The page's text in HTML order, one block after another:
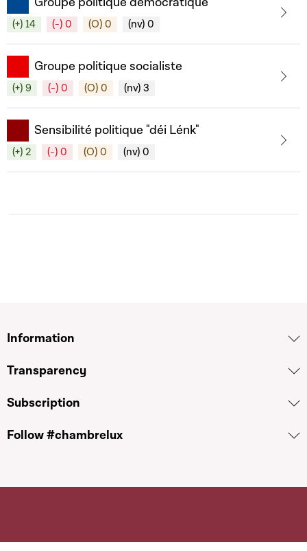
(+) 14 (-) 0 (O) 0 (nv) 0
Groupe politique socialiste
(+) 9 (-) 0 (O) 0 (nv) 3
Sensibilité politique "déi Lénk"
(+) 2 (-) 0 (O) 0 (nv) 0
Information
Transparency
Subscription
Follow #chambrelux